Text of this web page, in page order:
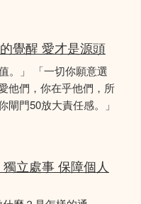
覺醒 愛才是源頭
。」 「一切你願意選
他們，你在乎他們，所
門50放大責任感。」
立處事 保障個人